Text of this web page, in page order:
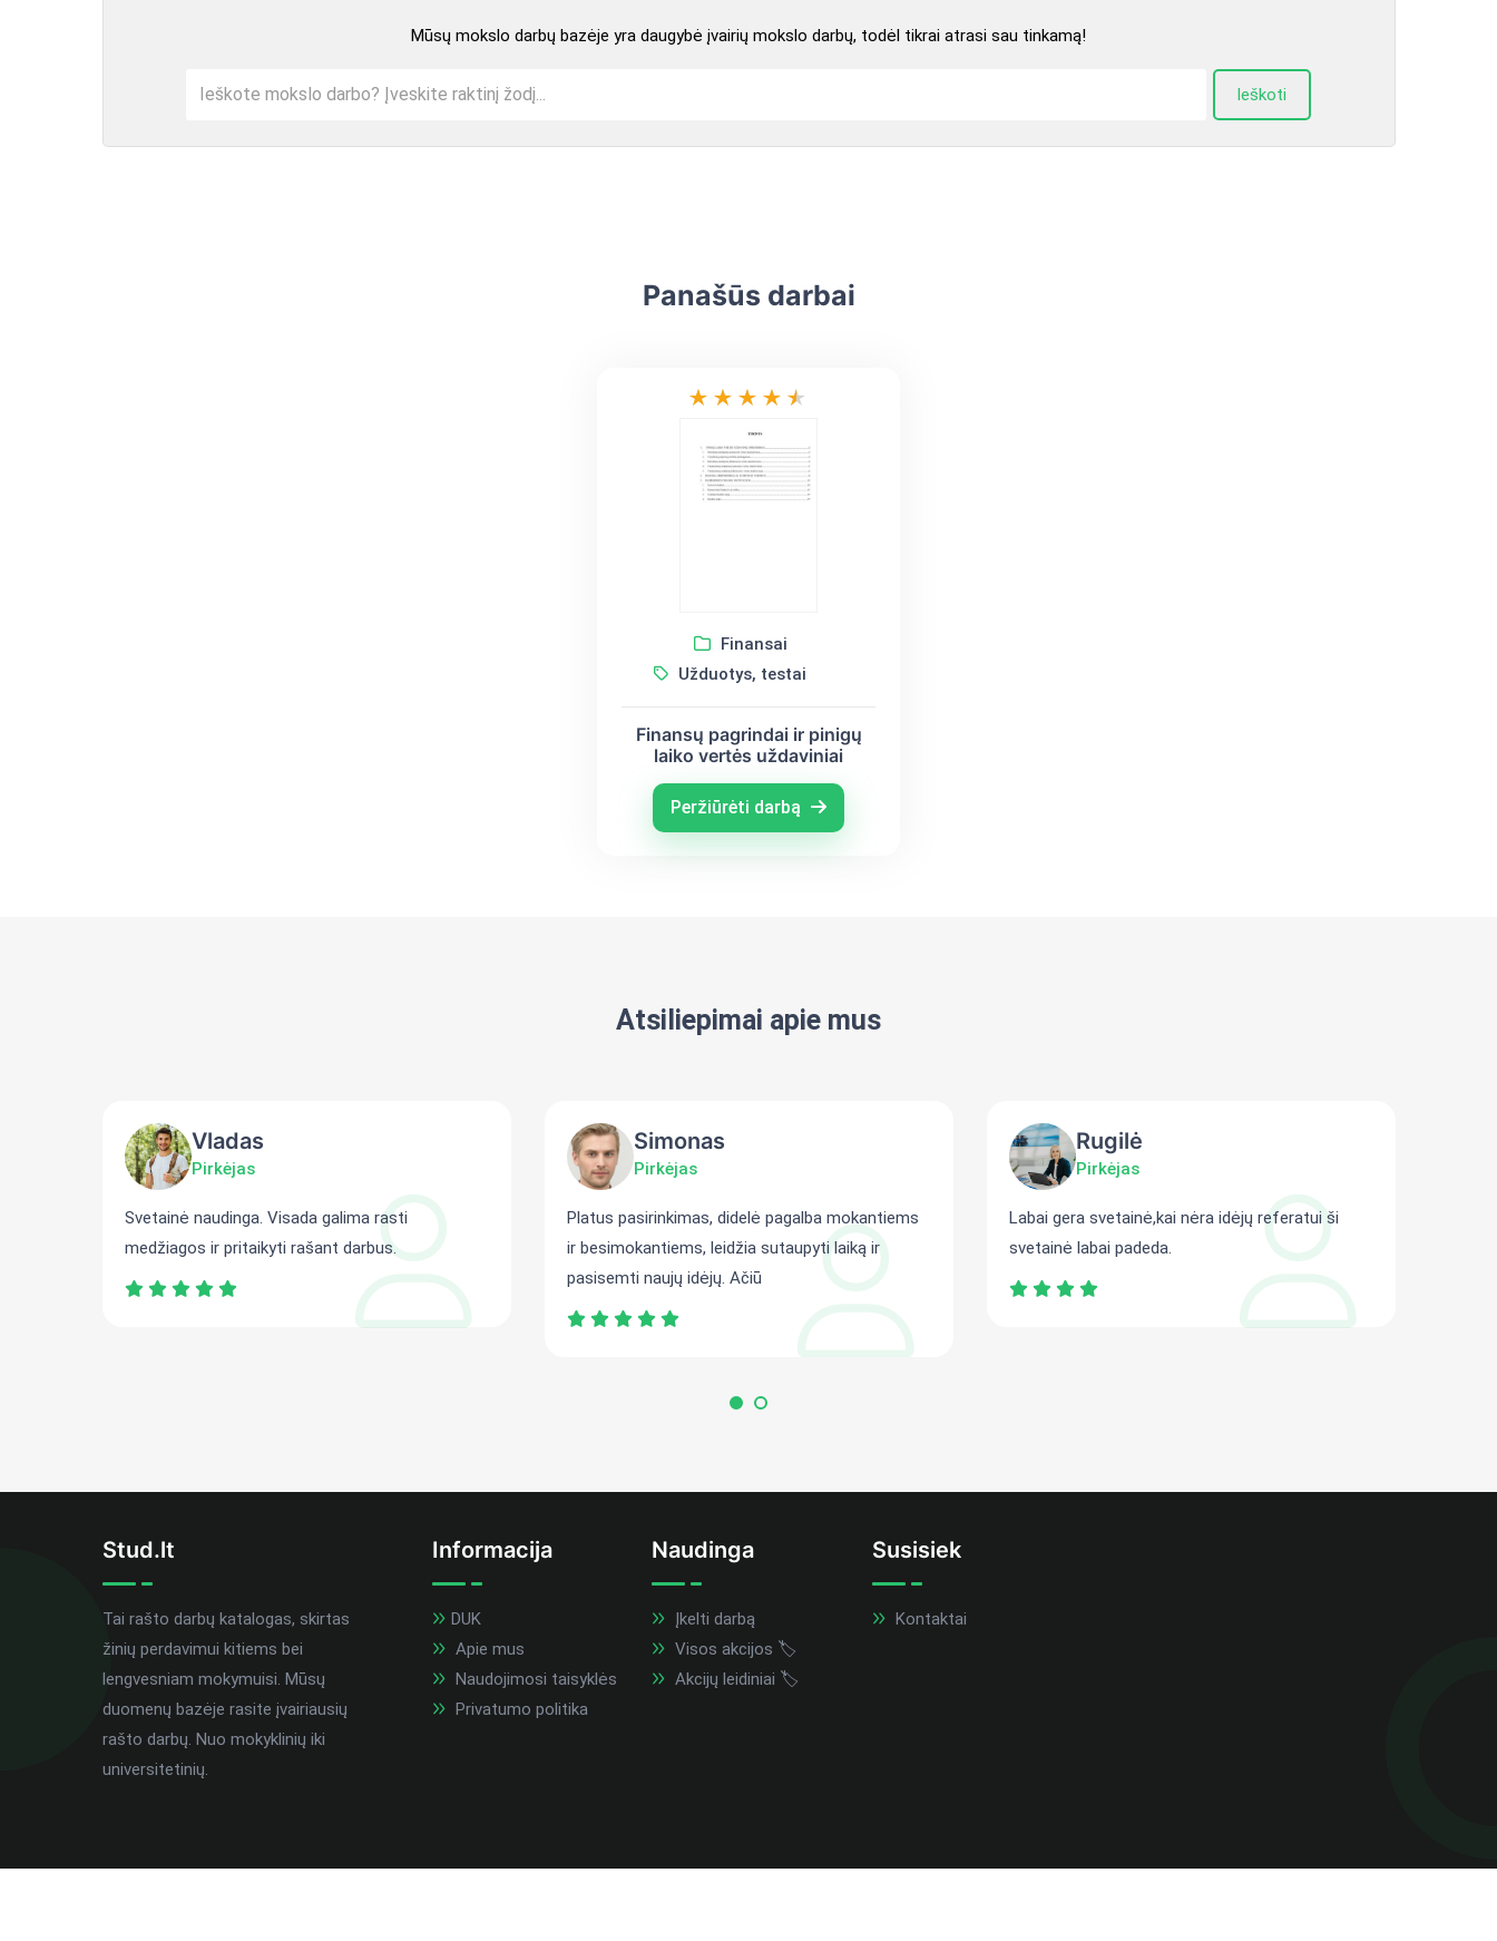
Mūsų mokslo darbų bazėje yra daugybė įvairių mokslo darbų, todėl tikrai atrasi sau tinkamą!
Ieškoti
Panašūs darbai
Finansai
Užduotys, testai
Finansų pagrindai ir pinigų
laiko vertės uždaviniai
Peržiūrėti darbą
Atsiliepimai apie mus
Vladas
Pirkėjas
Svetainė naudinga. Visada galima rasti
medžiagos ir pritaikyti rašant darbus.
Simonas
Pirkėjas
Platus pasirinkimas, didelė pagalba mokantiems
ir besimokantiems, leidžia sutaupyti laiką ir
pasisemti naujų idėjų. Ačiū
Rugilė
Pirkėjas
Labai gera svetainė,kai nėra idėjų referatui ši
svetainė labai padeda.
Stud.lt
Tai rašto darbų katalogas, skirtas
žinių perdavimui kitiems bei
lengvesniam mokymuisi. Mūsų
duomenų bazėje rasite įvairiausių
rašto darbų. Nuo mokyklinių iki
universitetinių.
Informacija
DUK
Apie mus
Naudojimosi taisyklės
Privatumo politika
Naudinga
Įkelti darbą
Visos akcijos 🏷️
Akcijų leidiniai 🏷️
Susisiek
Kontaktai